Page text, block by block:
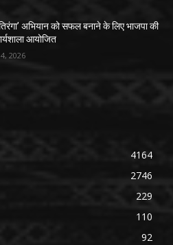
अभियान को सफल बनाने के लिए भाजपा की
आयोजित
2026
4164
2746
229
110
92